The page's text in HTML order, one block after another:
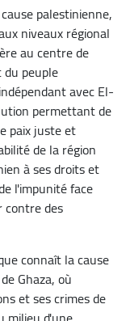
palestinienne,
niveaux régional
au centre de
peuple
avec El-
permettant de
paix juste et
de la région
à ses droits et
l'impunité face
contre des
connaît la cause
Ghaza, où
et ses crimes de